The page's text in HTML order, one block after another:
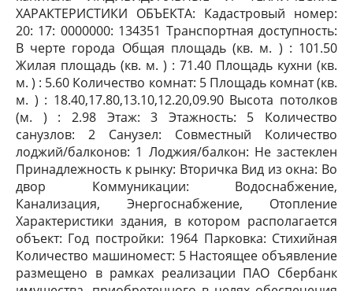
ХАРАКТЕРИСТИКИ ОБЪЕКТА: Кадастровый номер:
20: 17: 0000000: 134351 Транспортная доступность:
В черте города Общая площадь (кв. м. ) : 101.50
Жилая площадь (кв. м. ) : 71.40 Площадь кухни (кв.
м. ) : 5.60 Количество комнат: 5 Площадь комнат (кв.
м. ) : 18.40,17.80,13.10,12.20,09.90 Высота потолков
(м. ) : 2.98 Этаж: 3 Этажность: 5 Количество
санузлов: 2 Санузел: Совместный Количество
лоджий/балконов: 1 Лоджия/балкон: Не застеклен
Принадлежность к рынку: Вторичка Вид из окна: Во
двор Коммуникации: Водоснабжение,
Канализация, Энергоснабжение, Отопление
Характеристики здания, в котором располагается
объект: Год постройки: 1964 Парковка: Стихийная
Количество машиномест: 5 Настоящее объявление
размещено в рамках реализации ПАО Сбербанк